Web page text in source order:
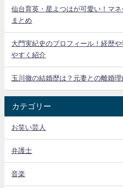
仙台育英・星よつはが可愛い！マ
まとめ
大門実紀史のプロフィール！経歴
やすく紹介
玉川徹の結婚歴は？元妻との離婚
カテゴリー
お笑い芸人
弁護士
音楽